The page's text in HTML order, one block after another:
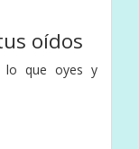
oídos
lo que oyes y